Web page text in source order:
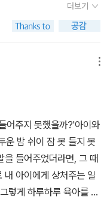
가인 와쿠다 미카는 한국
뒷커버에 보니, 가수
루미코씨의 추천서가 적
셋이라니 정말 대단하다는
아법' 이라는 말을 썼지
해당하는 육아법이라는
에 들었다. 불필요한 말
있는데, 다른 책들과 달
보여준다. 현실에서 엄
비교되어 있다. 그리고
, 심지어 물결표시로 붉
리에 쏙쏙 들어올만큼 잘
더보기
어주지 못했을까?'아이와
운 밤 쉬이 잠 못 들지 못
을 들어주었더라면, 그 때
내 아이에게 상처주는 일
렇게 하루하루 육아를 하